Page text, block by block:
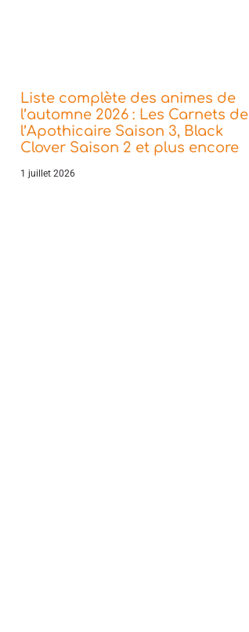
Liste complète des animes de
l’automne 2026 : Les Carnets de
l’Apothicaire Saison 3, Black
Clover Saison 2 et plus encore
1 juillet 2026